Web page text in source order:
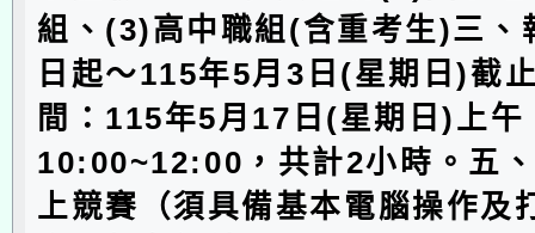
組、(3)高中職組(含重考生)三、
日起〜115年5月3日(星期日)截
間：115年5月17日(星期日)上午
10:00~12:00，共計2小時。五
上競賽（須具備基本電腦操作及